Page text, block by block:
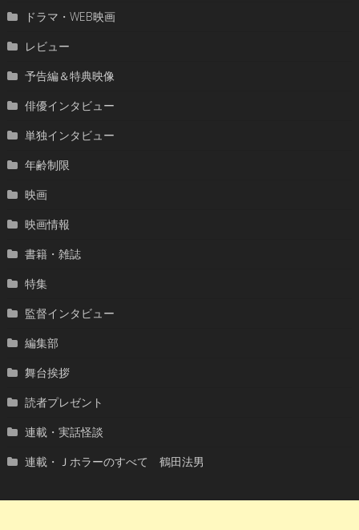
ドラマ・WEB映画
レビュー
予告編＆特典映像
俳優インタビュー
単独インタビュー
年齢制限
映画
映画情報
書籍・雑誌
特集
監督インタビュー
編集部
舞台挨拶
読者プレゼント
連載・実話怪談
連載・Ｊホラーのすべて 鶴田法男